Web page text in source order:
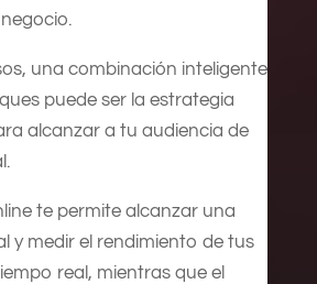
una combinación inteligente
puede ser la estrategia
alcanzar a tu audiencia de
te permite alcanzar una
y medir el rendimiento de tus
real, mientras que el